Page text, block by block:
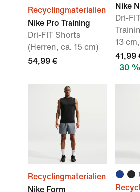
Recyclingmaterialien
Nike Pro Training
Dri-FIT Shorts
(Herren, ca. 15 cm)
54,99 €
Nike
Dri-
13
41,99
30
Recyclingmaterialien
Nike Form